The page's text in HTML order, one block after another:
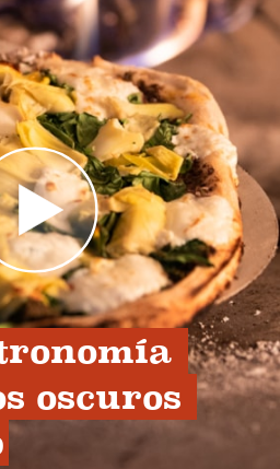
oscuros